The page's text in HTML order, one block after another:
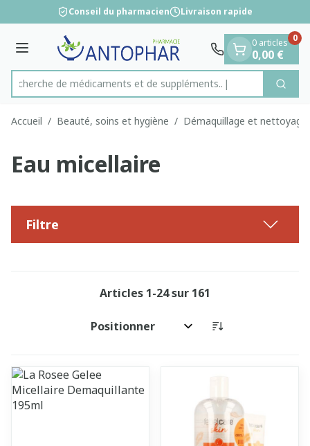
Aller au contenu
1 de 1
Conseil du pharmacien Livraison rapide
Menu
Rechercher
Recherche de médicaments et
0 articles
0,00 €
0
Accueil / Beauté, soins et hygiène / Démaquillage et nettoyage
Eau micellaire
Filtre
Articles 1-24sur 161
Trier par: